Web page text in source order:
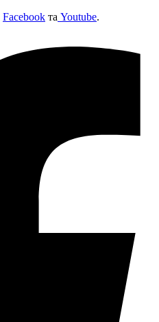
Facebook та Youtube.